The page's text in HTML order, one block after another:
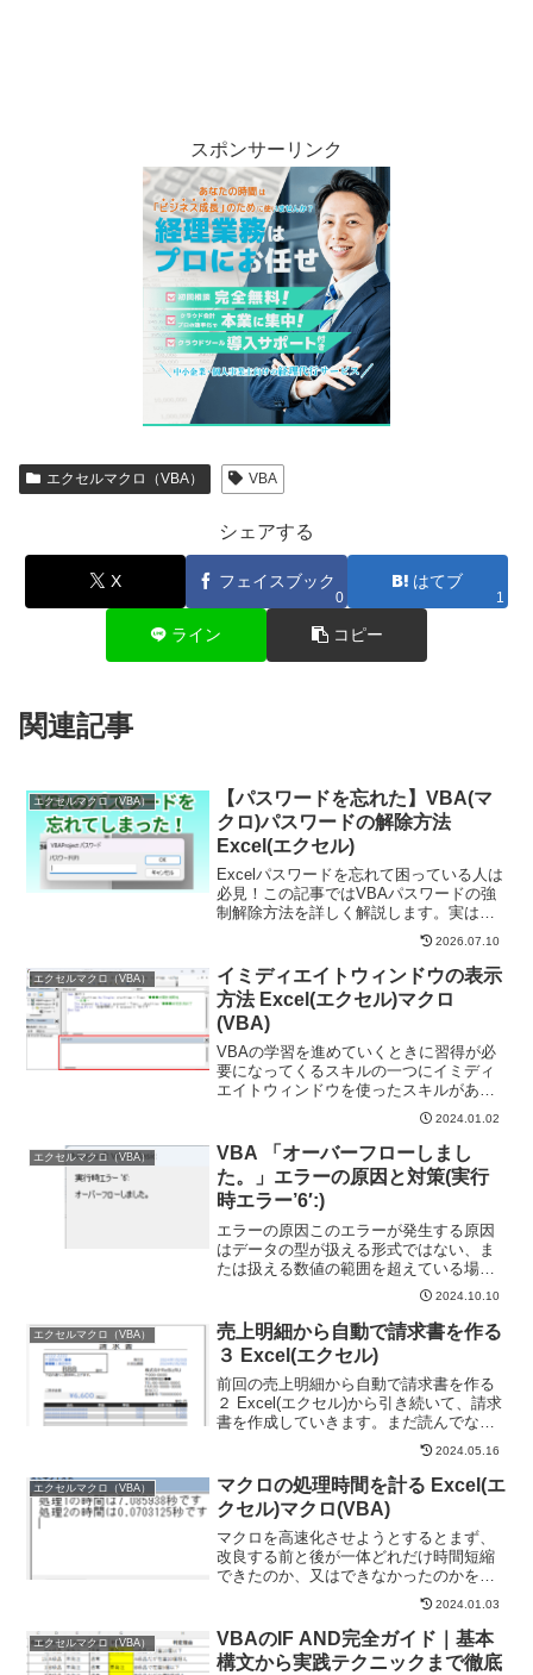
スポンサーリンク
エクセルマクロ（VBA） VBA
シェアする
X フェイスブック
0
はてブ
1
ライン コピー
関連記事
エクセルマクロ（VBA）
【パスワードを忘れた】VBA(マ
クロ)パスワードの解除方法
Excel(エクセル)
Excelパスワードを忘れて困っている人は
必見！この記事ではVBAパスワードの強
制解除方法を詳しく解説します。実は拡
張子を変更するだけで簡単に解除できる
んです。この記事を読めば読み取り専用
から脱却できます。
2026.07.10
エクセルマクロ（VBA）
イミディエイトウィンドウの表示
方法 Excel(エクセル)マクロ
(VBA)
VBAの学習を進めていくときに習得が必
要になってくるスキルの一つにイミディ
エイトウィンドウを使ったスキルがあり
ます。それを使うためにもまずイミディ
エイトウィンドウを表示する必要があり
ます。今回はそのイミディエイトウィン
ドウの表示方法を解説し...
2024.01.02
エクセルマクロ（VBA）
VBA 「オーバーフローしまし
た。」エラーの原因と対策(実行
時エラー’6′:)
エラーの原因このエラーが発生する原因
はデータの型が扱える形式ではない、ま
たは扱える数値の範囲を超えている場合
に起こります。まずエラーを再現してみ
ましょう。上図のように「B3」セルの数
値を「B4」セルにコピーするコードを組
んでみました。Sub...
2024.10.10
エクセルマクロ（VBA）
売上明細から自動で請求書を作る
３ Excel(エクセル)
前回の売上明細から自動で請求書を作る
２ Excel(エクセル)から引き続いて、請求
書を作成していきます。まだ読んでない
方は売上明細から自動で請求書を作る１
Excel(エクセル)も併せてお読みくださ
い。請求書に明細を載せる(マクロを使う)
請...
2024.05.16
エクセルマクロ（VBA）
マクロの処理時間を計る Excel(エ
クセル)マクロ(VBA)
マクロを高速化させようとするとまず、
改良する前と後が一体どれだけ時間短縮
できたのか、又はできなかったのかを把
握できるようにする必要があります。そ
のために時間を計れるようにする必要が
あります。今回はその方法をご紹介いた
します。今回は処理にかか...
2024.01.03
エクセルマクロ（VBA）
VBAのIF AND完全ガイド｜基本
構文から実践テクニックまで徹底